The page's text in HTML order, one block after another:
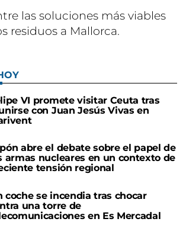
las soluciones más viables
residuos a Mallorca.
VI promete visitar Ceuta tras
con Juan Jesús Vivas en
abre el debate sobre el papel de
armas nucleares en un contexto de
tensión regional
coche se incendia tras chocar
una torre de
en Es Mercadal